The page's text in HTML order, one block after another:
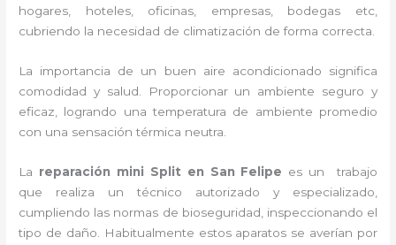
hogares, hoteles, oficinas, empresas, bodegas etc,
cubriendo la necesidad de climatización de forma correcta.
La importancia de un buen aire acondicionado significa
comodidad y salud. Proporcionar un ambiente seguro y
eficaz, logrando una temperatura de ambiente promedio
con una sensación térmica neutra.
La reparación mini Split en San Felipe es un trabajo
que realiza un técnico autorizado y especializado,
cumpliendo las normas de bioseguridad, inspeccionando el
tipo de daño. Habitualmente estos aparatos se averían por